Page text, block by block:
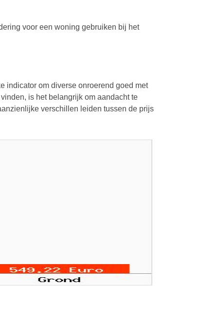
voor een woning gebruiken bij het
indicator om diverse onroerend goed met
is het belangrijk om aandacht te
verschillen leiden tussen de prijs